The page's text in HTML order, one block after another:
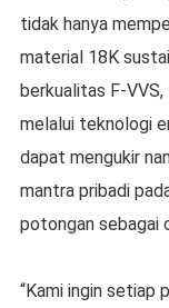
tidak hanya
material 18K
berkualitas F-
melalui teknologi
dapat mengukir
mantra pribadi
potongan sebagai
“Kami ingin setiap